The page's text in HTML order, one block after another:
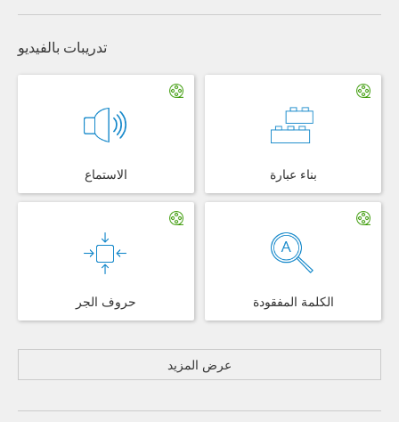
تدريبات بالفيديو
الاستماع بناء عبارة
حروف الجر الكلمة المفقودة
عرض المزيد